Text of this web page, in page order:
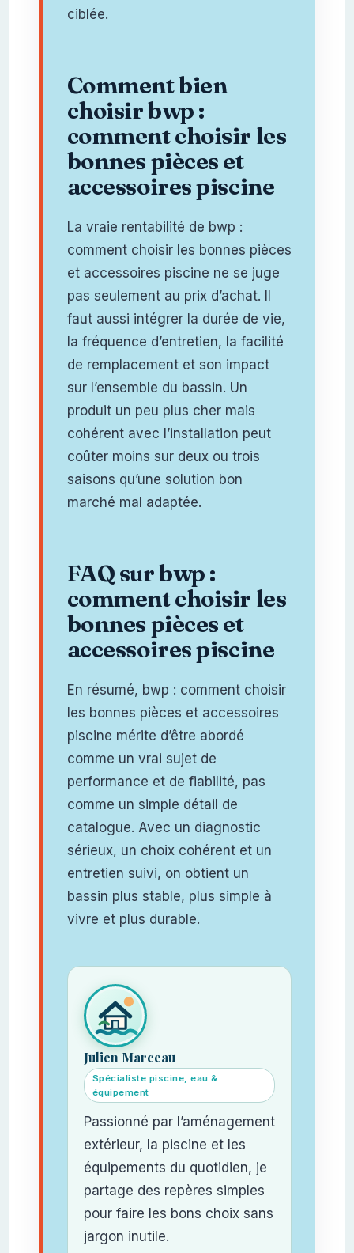
ciblée.
Comment bien
choisir bwp :
comment choisir les
bonnes pièces et
accessoires piscine
La vraie rentabilité de bwp :
comment choisir les bonnes pièces
et accessoires piscine ne se juge
pas seulement au prix d’achat. Il
faut aussi intégrer la durée de vie,
la fréquence d’entretien, la facilité
de remplacement et son impact
sur l’ensemble du bassin. Un
produit un peu plus cher mais
cohérent avec l’installation peut
coûter moins sur deux ou trois
saisons qu’une solution bon
marché mal adaptée.
FAQ sur bwp :
comment choisir les
bonnes pièces et
accessoires piscine
En résumé, bwp : comment choisir
les bonnes pièces et accessoires
piscine mérite d’être abordé
comme un vrai sujet de
performance et de fiabilité, pas
comme un simple détail de
catalogue. Avec un diagnostic
sérieux, un choix cohérent et un
entretien suivi, on obtient un
bassin plus stable, plus simple à
vivre et plus durable.
Julien Marceau
Spécialiste piscine, eau &
équipement
Passionné par l’aménagement
extérieur, la piscine et les
équipements du quotidien, je
partage des repères simples
pour faire les bons choix sans
jargon inutile.